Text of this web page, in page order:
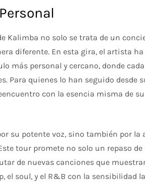
Kalimba no solo se trata de un
diferente. En esta gira, el artista
más personal y cercano, donde
Para quienes lo han seguido desde
con la esencia misma de
su potente voz, sino también por
tour promete no solo un repaso
de nuevas canciones que
el soul, y el R&B con la sensibilidad